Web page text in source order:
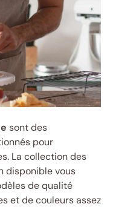
sont des
pour
La collection des
disponible vous
de qualité
et de couleurs assez